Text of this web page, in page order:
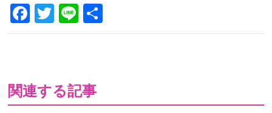
Facebook
Twitter
Line
有
関連する記事